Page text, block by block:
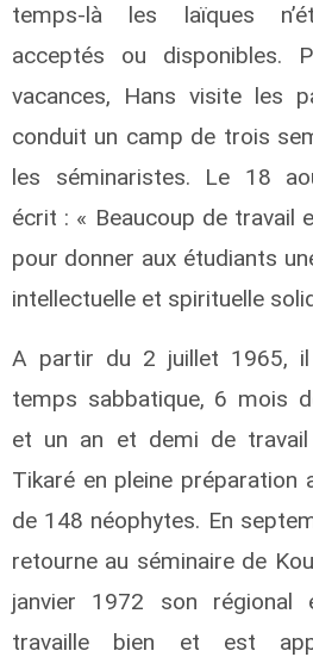
temps-là les laïques
acceptés ou disponibles.
vacances, Hans visite les
conduit un camp de trois
les séminaristes. Le 18
écrit : « Beaucoup de travail
pour donner aux étudiants
intellectuelle et spirituelle
A partir du 2 juillet 1965,
temps sabbatique, 6 mois
et un an et demi de
Tikaré en pleine préparation
de 148 néophytes. En
retourne au séminaire de
janvier 1972 son
travaille bien et est